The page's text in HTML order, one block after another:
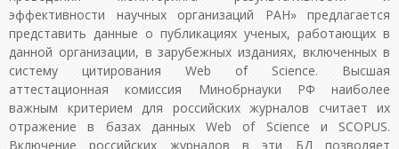
эффективности научных организаций РАН» предлагается
представить данные о публикациях ученых, работающих в
данной организации, в зарубежных изданиях, включенных в
систему цитирования Web of Science. Высшая
аттестационная комиссия Минобрнауки РФ наиболее
важным критерием для российских журналов считает их
отражение в базах данных Web of Science и SCOPUS.
Включение российских журналов в эти БД позволяет